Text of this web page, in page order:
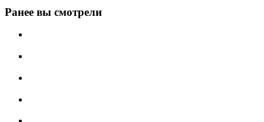
Ранее вы смотрели